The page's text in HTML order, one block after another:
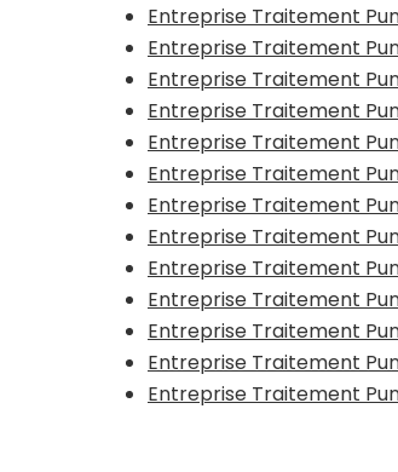
Entreprise Traitement
Entreprise Traitement
Entreprise Traitement
Entreprise Traitement
Entreprise Traitement
Entreprise Traitement
Entreprise Traitement
Entreprise Traitement
Entreprise Traitement
Entreprise Traitement
Entreprise Traitement
Entreprise Traitement
Entreprise Traitement